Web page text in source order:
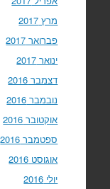
מרץ 2017
פברואר 2017
ינואר 2017
דצמבר 2016
נובמבר 2016
אוקטובר 2016
ספטמבר 2016
אוגוסט 2016
יולי 2016